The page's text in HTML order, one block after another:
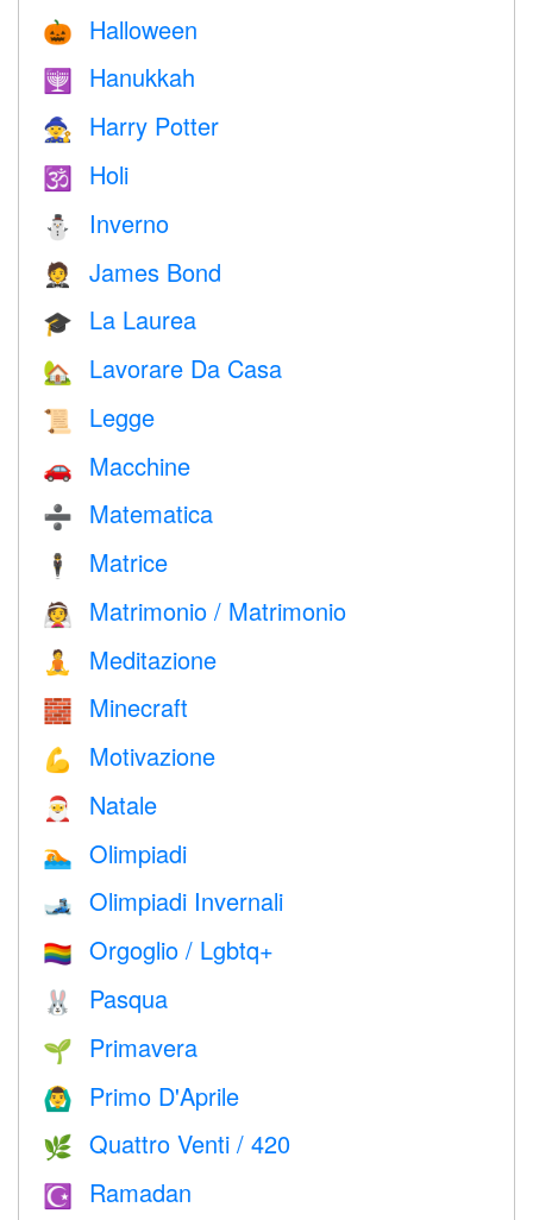
🎃 Halloween
🕎 Hanukkah
🧙 Harry Potter
🕉 Holi
⛄ Inverno
🤵 James Bond
🎓 La Laurea
🏡 Lavorare Da Casa
📜 Legge
🚗 Macchine
➗ Matematica
🕴️ Matrice
👰 Matrimonio / Matrimonio
🧘 Meditazione
🧱 Minecraft
💪 Motivazione
🎅 Natale
🏊 Olimpiadi
🎿 Olimpiadi Invernali
🏳️‍🌈 Orgoglio / Lgbtq+
🐰 Pasqua
🌱 Primavera
🙆‍♂️ Primo D'Aprile
🌿 Quattro Venti / 420
☪️ Ramadan